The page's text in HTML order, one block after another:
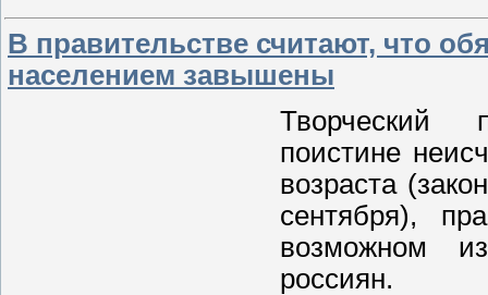
В правительстве считают, что
населением завышены
Творческий
поистине
возраста
сентября),
возможном
россиян.